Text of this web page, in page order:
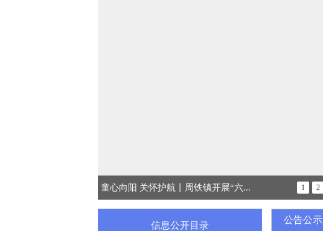
童心向阳 关怀护航丨周铁镇开展“六... 1 2
信息公开目录
公告公示